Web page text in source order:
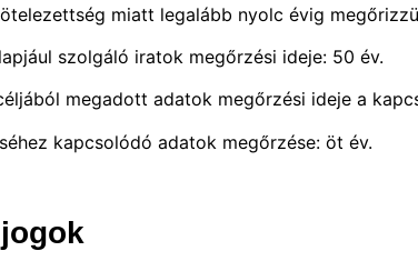
miatt legalább nyolc évig
szolgáló iratok megőrzési ideje: 50 év.
megadott adatok megőrzési ideje a
kapcsolódó adatok megőrzése: öt év.